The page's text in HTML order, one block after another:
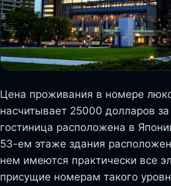
Цена проживания в номере
насчитывает 25000 долларов
гостиница расположена в
53-ем этаже здания
нем имеются практически все
присущие номерам такого